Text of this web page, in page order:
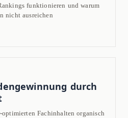
funktionieren und warum
nicht ausreichen
durch
Fachinhalten organisch